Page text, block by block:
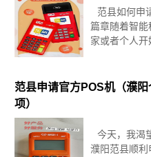
范县如何申
篇章随着智
家或者个人开
呢？第一步，
范县申请官方POS机（濮
项）
今天，我渴
濮阳范县顺利